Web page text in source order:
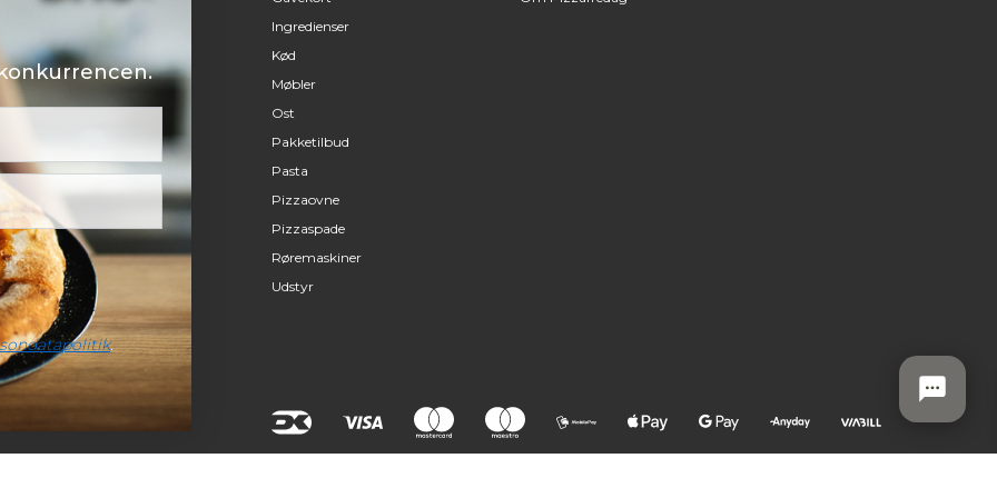
Ingredienser
Kød
Møbler
Ost
Pakketilbud
Pasta
Pizzaovne
Pizzaspade
Røremaskiner
Udstyr
.